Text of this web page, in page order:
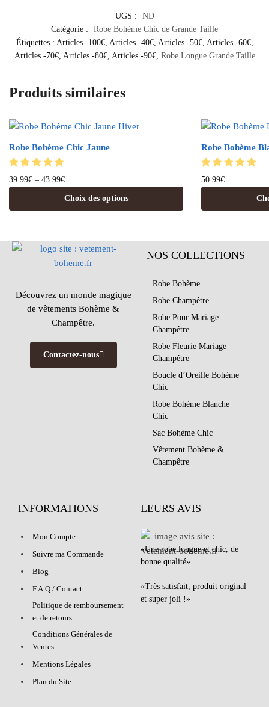
UGS :
ND
Catégorie :
Robe Bohème Chic de Grande Taille
Étiquettes : Articles -100€, Articles -40€, Articles -50€, Articles -60€,
Articles -70€, Articles -80€, Articles -90€, Robe Longue Grande Taille
Produits similaires
Robe Bohème Chic Jaune
39.99€ – 43.99€
Choix des options
Robe Bohème
50.99€
Découvrez un monde magique
de vêtements Bohème &
Champêtre.
Contactez-nous
NOS COLLECTIONS
Robe Bohème
Robe Champêtre
Robe Pour Mariage
Champêtre
Robe Fleurie Mariage
Champêtre
Boucle d’Oreille Bohème
Chic
Robe Bohème Blanche
Chic
Sac Bohème Chic
Vêtement Bohème &
Champêtre
INFORMATIONS
Mon Compte
Suivre ma Commande
Blog
F.A.Q / Contact
Politique de remboursement
et de retours
Conditions Générales de
Ventes
Mentions Légales
Plan du Site
LEURS AVIS
«Une robe longue et chic, de
bonne qualité»
«Très satisfait, produit original
et super joli !»